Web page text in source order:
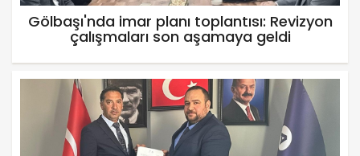
Gölbaşı'nda imar planı toplantısı: Revizyon
çalışmaları son aşamaya geldi